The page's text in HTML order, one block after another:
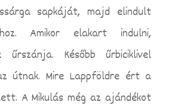
sapkáját, majd elindult
Amikor elakart indulni,
Később űrbiciklivel
útnak. Mire Lappföldre ért a
A Mikulás még az ajándékot